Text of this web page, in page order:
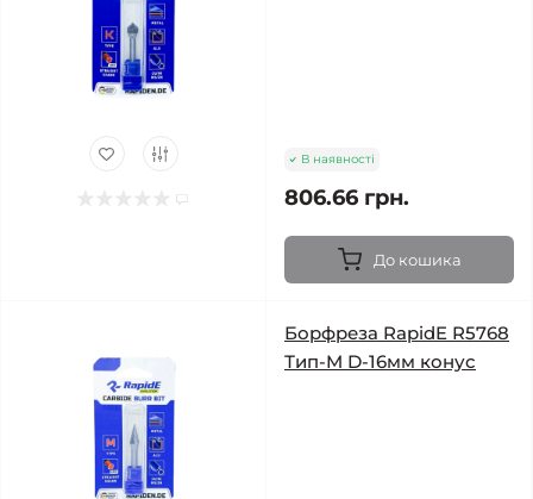
В наявності
806.66 грн.
До кошика
Борфреза RapidE R5768
Тип-M D-16мм конус